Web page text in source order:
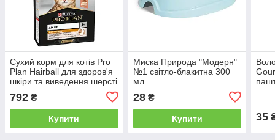
Сухий корм для котів Pro
Plan Hairball для здоров'я
шкіри та виведення шерсті
792 ₴
Купити
Миска Природа "Модерн"
№1 світло-блакитна 300
мл
28₴
Купити 35